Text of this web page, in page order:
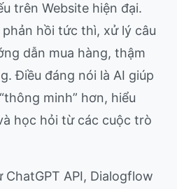
trên Website hiện đại.
hồi tức thì, xử lý câu
dẫn mua hàng, thậm
Điều đáng nói là AI giúp
minh” hơn, hiểu
học hỏi từ các cuộc trò
API, Dialogflow